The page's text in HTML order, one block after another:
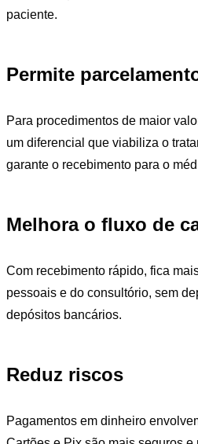
paciente.
Permite
Para procedimentos de maior
um diferencial que viabiliza o
garante o recebimento para o
Melhora o fluxo de
Com recebimento rápido, fica
pessoais e do consultório, sem
depósitos bancários.
Reduz riscos
Pagamentos em dinheiro